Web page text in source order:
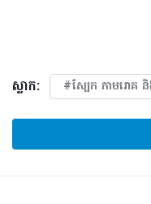
ស្លាក: #ស្បែក កាមរោគ​